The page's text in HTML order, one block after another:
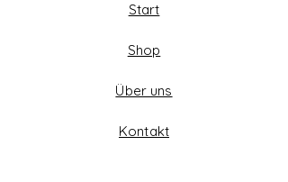
Start
Shop
Über uns
Kontakt